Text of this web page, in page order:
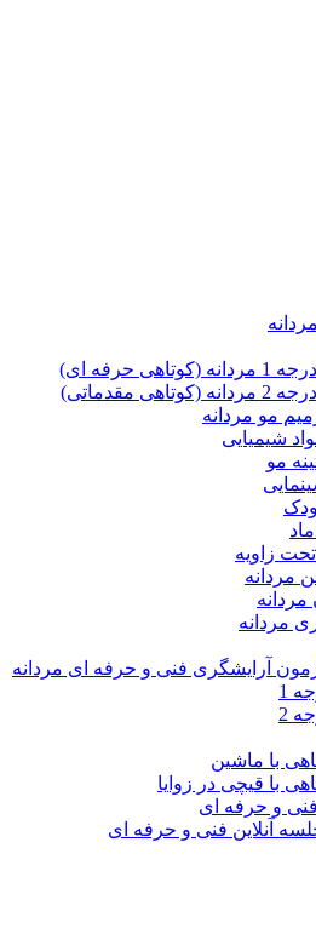
حرفه ای)
مقدماتی)
مو مردانه
شیمیایی
مو
تحت زاویه
مردانه
مردانه
مردانه
آرایشگری فنی و حرفه ای مردانه
1
2
با ماشین
با قیچی در زوایا
و حرفه ای
آنلاین فنی و حرفه ای